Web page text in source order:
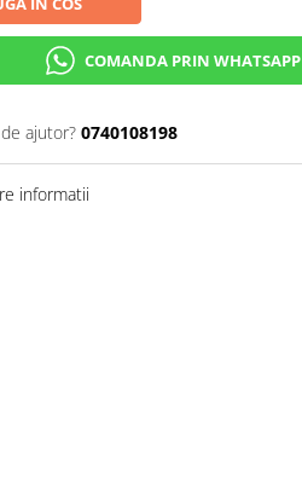
COMANDA PRIN WHATSAPP
ajutor? 0740108198
informatii